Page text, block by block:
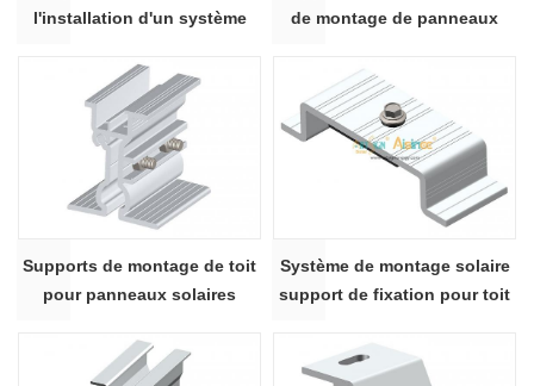
l'installation d'un système
de montage de panneaux
Supports de montage de toit
pour panneaux solaires
Système de montage solaire
support de fixation pour toit